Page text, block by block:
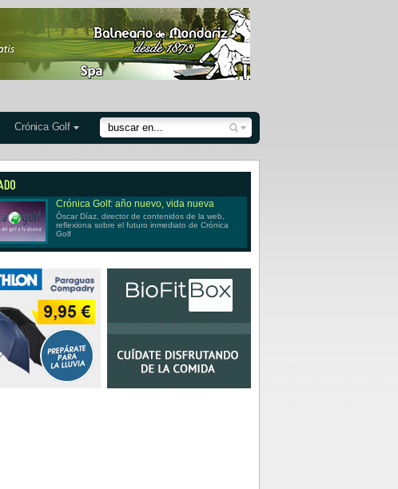
Crónica Golf
Crónica Golf: año nuevo, vida nueva
Óscar Díaz, director de contenidos de la web,
reflexiona sobre el futuro inmediato de Crónica
Golf